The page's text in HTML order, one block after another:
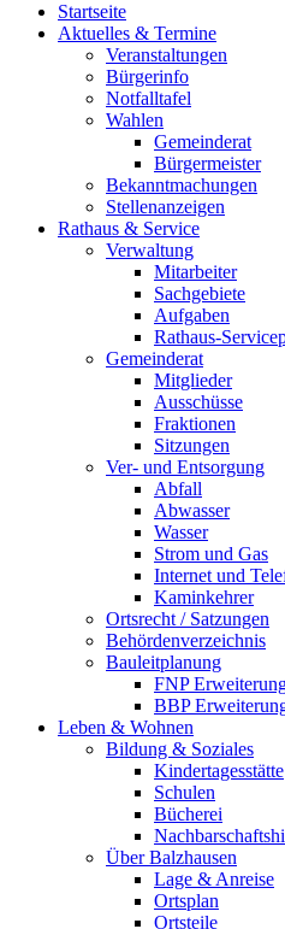
Startseite
Aktuelles & Termine
Veranstaltungen
Bürgerinfo
Notfalltafel
Wahlen
Gemeinderat
Bürgermeister
Bekanntmachungen
Stellenanzeigen
Rathaus & Service
Verwaltung
Mitarbeiter
Sachgebiete
Aufgaben
Rathaus-
Gemeinderat
Mitglieder
Ausschüsse
Fraktionen
Sitzungen
Ver- und Entsorgung
Abfall
Abwasser
Wasser
Strom und Gas
Internet und
Kaminkehrer
Ortsrecht / Satzungen
Behördenverzeichnis
Bauleitplanung
FNP
BBP
Leben & Wohnen
Bildung & Soziales
Kindertagesstätte
Schulen
Bücherei
Über Balzhausen
Lage & Anreise
Ortsplan
Ortsteile